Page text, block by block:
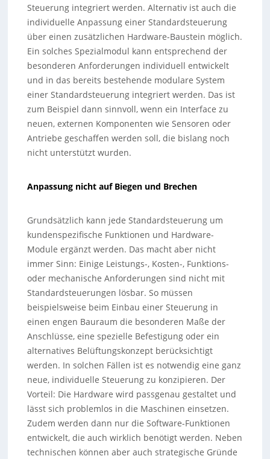
Steuerung integriert werden. Alternativ ist auch die
individuelle Anpassung einer Standardsteuerung
über einen zusätzlichen Hardware-Baustein möglich.
Ein solches Spezialmodul kann entsprechend der
besonderen Anforderungen individuell entwickelt
und in das bereits bestehende modulare System
einer Standardsteuerung integriert werden. Das ist
zum Beispiel dann sinnvoll, wenn ein Interface zu
neuen, externen Komponenten wie Sensoren oder
Antriebe geschaffen werden soll, die bislang noch
nicht unterstützt wurden.
Anpassung nicht auf Biegen und Brechen
Grundsätzlich kann jede Standardsteuerung um
kundenspezifische Funktionen und Hardware-
Module ergänzt werden. Das macht aber nicht
immer Sinn: Einige Leistungs-, Kosten-, Funktions-
oder mechanische Anforderungen sind nicht mit
Standardsteuerungen lösbar. So müssen
beispielsweise beim Einbau einer Steuerung in
einen engen Bauraum die besonderen Maße der
Anschlüsse, eine spezielle Befestigung oder ein
alternatives Belüftungskonzept berücksichtigt
werden. In solchen Fällen ist es notwendig eine ganz
neue, individuelle Steuerung zu konzipieren. Der
Vorteil: Die Hardware wird passgenau gestaltet und
lässt sich problemlos in die Maschinen einsetzen.
Zudem werden dann nur die Software-Funktionen
entwickelt, die auch wirklich benötigt werden. Neben
technischen können aber auch strategische Gründe